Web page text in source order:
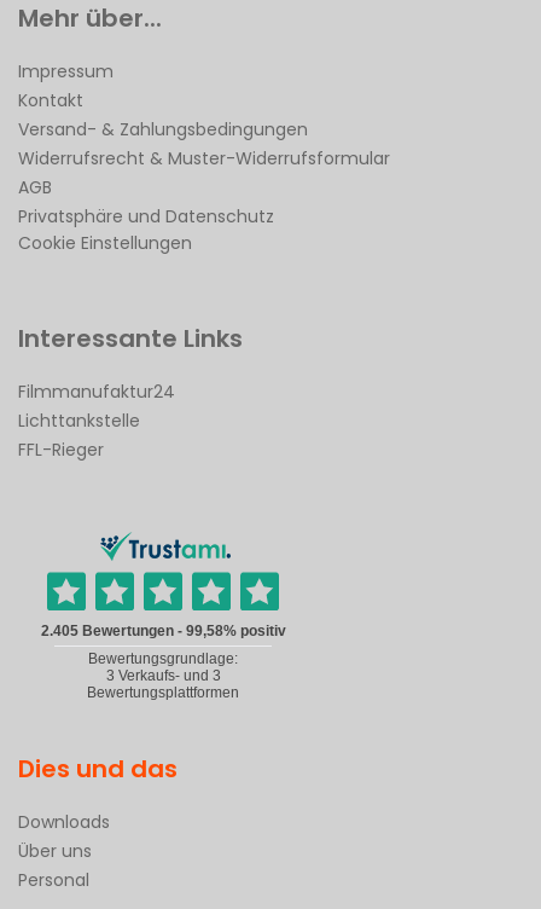
Mehr über...
Impressum
Kontakt
Versand- & Zahlungsbedingungen
Widerrufsrecht & Muster-Widerrufsformular
AGB
Privatsphäre und Datenschutz
Cookie Einstellungen
Interessante Links
Filmmanufaktur24
Lichttankstelle
FFL-Rieger
Dies und das
Downloads
Über uns
Personal